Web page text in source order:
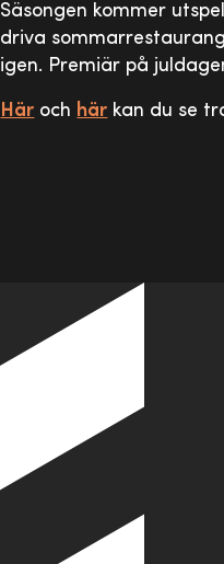
Säsongen kommer
driva
igen. Premiär på
Här och här kan du se